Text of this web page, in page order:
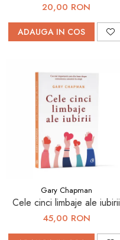
20,00 RON
ADAUGA IN COS
Gary Chapman
Cele cinci limbaje ale iubirii
45,00 RON